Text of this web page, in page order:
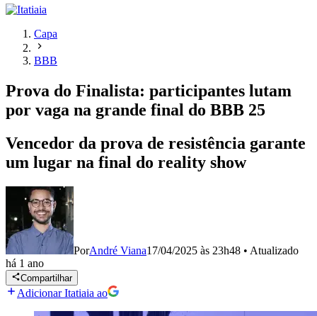
Capa
BBB
Prova do Finalista: participantes lutam
por vaga na grande final do BBB 25
Vencedor da prova de resistência garante
um lugar na final do reality show
PorAndré Viana17/04/2025 às 23h48 • Atualizado
há 1 ano
Compartilhar
Adicionar Itatiaia ao